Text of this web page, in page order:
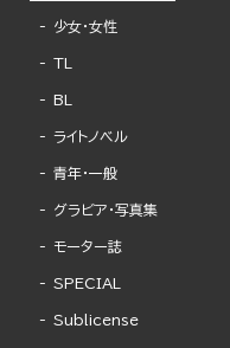
少女・女性
TL
BL
ライトノベル
青年・一般
グラビア・写真集
モーター誌
SPECIAL
Sublicense